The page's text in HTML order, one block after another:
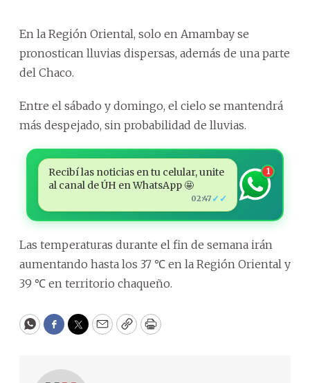
En la Región Oriental, solo en Amambay se
pronostican lluvias dispersas, además de una parte
del Chaco.
Entre el sábado y domingo, el cielo se mantendrá
más despejado, sin probabilidad de lluvias.
Recibí las noticias en tu celular, unite
al canal de ÚH en WhatsApp 🤩
02:47 ✓✓
1
Las temperaturas durante el fin de semana irán
aumentando hasta los 37 ℃ en la Región Oriental y
39 ℃ en territorio chaqueño.
WhatsApp
Facebook
Twitter
EmailCopyPrint